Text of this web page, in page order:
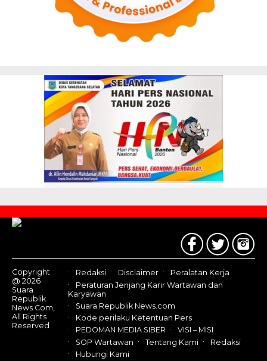
Contact
Us
Copyright
@ 2026
Suara
Republik
News.Com,
All Rights
Reserved
Redaksi Disclaimer
Peralatan Kerja
Peraturan Jenjang Karir Wartawan dan
Karyawan
Suara Republik News.com
Kode perilaku Ketentuan Pers
PEDOMAN MEDIA SIBER
VISI – MISI
SOP Wartawan
Tentang Kami
Redaksi
Hubungi Kami